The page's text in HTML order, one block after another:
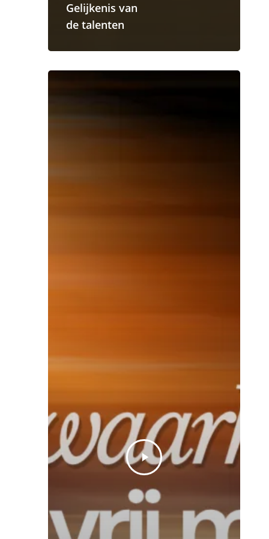
Gelijkenis van
de talenten